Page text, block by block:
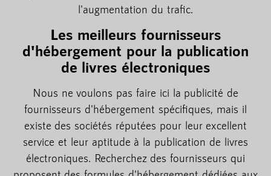
l'augmentation du trafic.
Les meilleurs fournisseurs
d'hébergement pour la publication
de livres électroniques
Nous ne voulons pas faire ici la publicité de
fournisseurs d'hébergement spécifiques, mais il
existe des sociétés réputées pour leur excellent
service et leur aptitude à la publication de livres
électroniques. Recherchez des fournisseurs qui